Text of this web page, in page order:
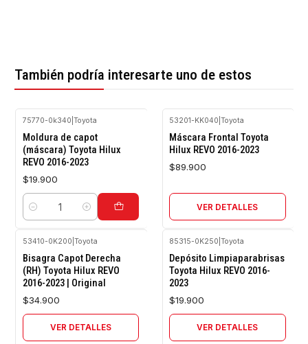
También podría interesarte uno de estos
75770-0k340 Toyota
Moldura de capot
(máscara) Toyota Hilux
REVO 2016-2023
$19.900
Cantidad
53201-KK040 Toyota
Máscara Frontal Toyota
Hilux REVO 2016-2023
$89.900
VER DETALLES
53410-0K200 Toyota
Bisagra Capot Derecha
(RH) Toyota Hilux REVO
2016-2023 | Original
$34.900
VER DETALLES
85315-0K250 Toyota
Depósito Limpiaparabrisas
Toyota Hilux REVO 2016-
2023
$19.900
VER DETALLES